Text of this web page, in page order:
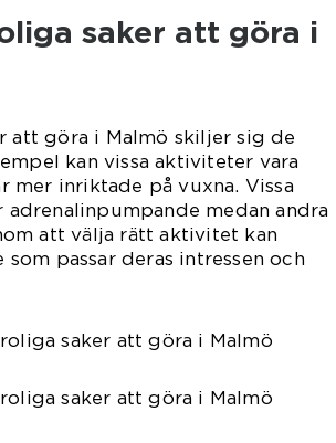
saker att göra i
att göra i Malmö skiljer sig de
kan vissa aktiviteter vara
mer inriktade på vuxna. Vissa
medan andra
att välja rätt aktivitet kan
passar deras intressen och
saker att göra i Malmö
saker att göra i Malmö